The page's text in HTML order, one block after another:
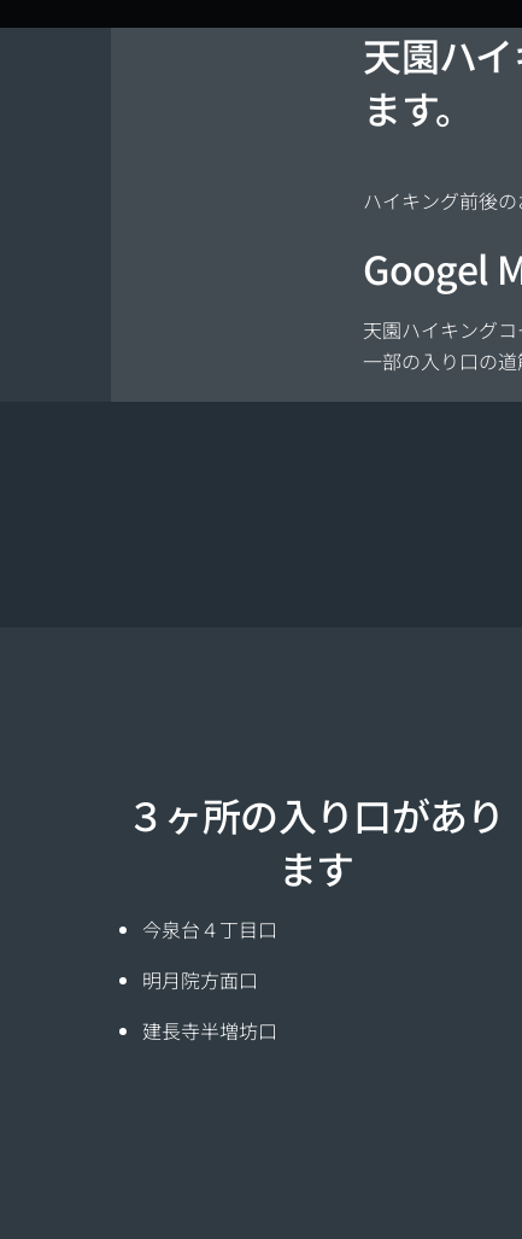
天園ハ
ます。
ハイキング前後
Googel
天園ハイキング
一部の入り口の
３ヶ所の入り口があり
ます
今泉台４丁目口
明月院方面口
建長寺半増坊口